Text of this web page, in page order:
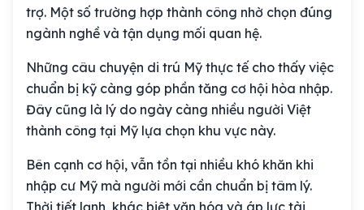
trợ. Một số trường hợp thành công nhờ chọn đúng
ngành nghề và tận dụng mối quan hệ.
Những câu chuyện di trú Mỹ thực tế cho thấy việc
chuẩn bị kỹ càng góp phần tăng cơ hội hòa nhập.
Đây cũng là lý do ngày càng nhiều người Việt
thành công tại Mỹ lựa chọn khu vực này.
Bên cạnh cơ hội, vẫn tồn tại nhiều khó khăn khi
nhập cư Mỹ mà người mới cần chuẩn bị tâm lý.
Thời tiết lạnh, khác biệt văn hóa và áp lực tài